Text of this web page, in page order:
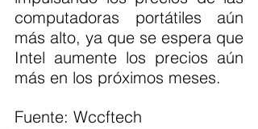
computadoras portátiles aún
más alto, ya que se espera que
Intel aumente los precios aún
más en los próximos meses.
Fuente: Wccftech